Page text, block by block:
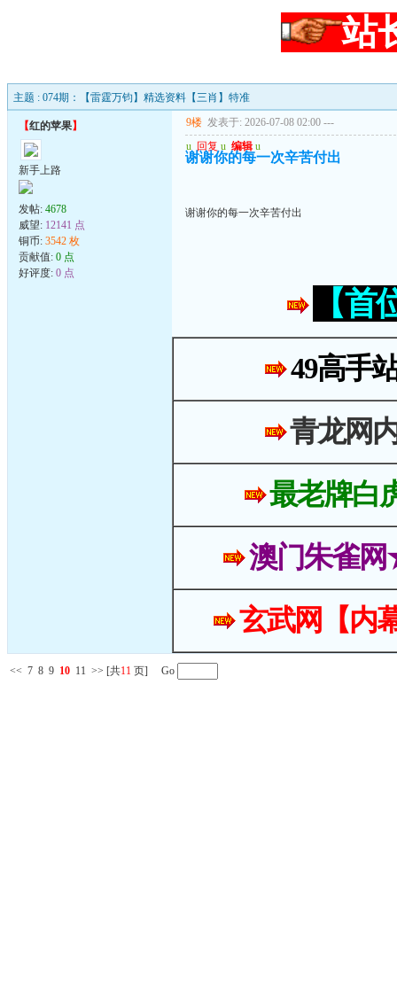
站
主题 : 074期：【雷霆万钧】精选资料【三肖】特准
【红的苹果】
新手上路
发帖: 4678
威望: 12141 点
铜币: 3542 枚
贡献值: 0 点
好评度: 0 点
9楼 发表于: 2026-07-08 02:00 ---
u 回复 u 编辑 u
谢谢你的每一次辛苦付出
谢谢你的每一次辛苦付出
【
49高手
青龙网
最老牌白
澳门朱雀
玄武网【内
<< 7 8 9 10 11 >> [共11 页] Go